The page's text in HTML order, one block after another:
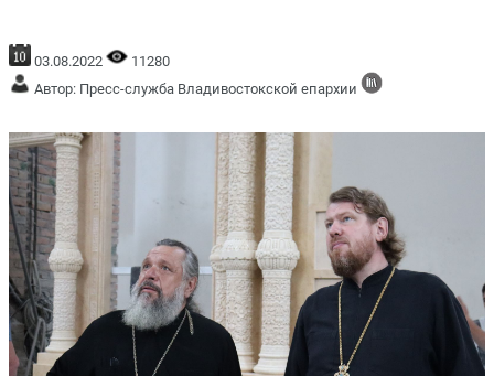
03.08.2022
11280
Автор: Пресс-служба Владивостокской епархии